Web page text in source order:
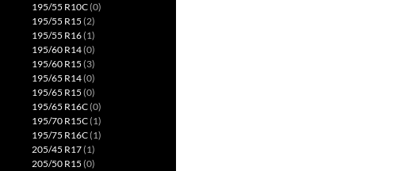
195/55 R10C(0)
195/55 R15 (2)
195/55 R16(1)
195/60 R14(0)
195/60 R15 (3)
195/65 R14(0)
195/65 R15 (0)
195/65 R16C(0)
195/70 R15C(1)
195/75 R16C(1)
205/45 R17(1)
205/50 R15 (0)